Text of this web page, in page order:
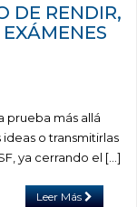
RENDIR,
prueba más allá
o transmitirlas
ya cerrando el […]
Leer Más